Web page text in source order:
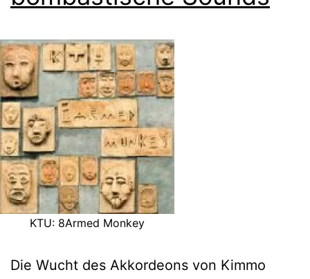
KTU: 8Armed Monkey
Die Wucht des Akkordeons von Kimmo